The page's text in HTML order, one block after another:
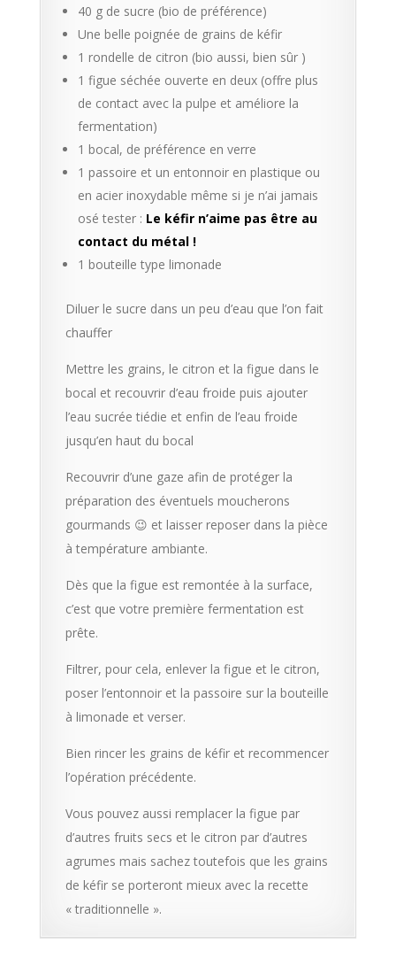
40 g de sucre (bio de préférence)
Une belle poignée de grains de kéfir
1 rondelle de citron (bio aussi, bien sûr )
1 figue séchée ouverte en deux (offre plus
de contact avec la pulpe et améliore la
fermentation)
1 bocal, de préférence en verre
1 passoire et un entonnoir en plastique ou
en acier inoxydable même si je n’ai jamais
osé tester : Le kéfir n’aime pas être au
contact du métal !
1 bouteille type limonade
Diluer le sucre dans un peu d’eau que l’on fait
chauffer
Mettre les grains, le citron et la figue dans le
bocal et recouvrir d’eau froide puis ajouter
l’eau sucrée tiédie et enfin de l’eau froide
jusqu’en haut du bocal
Recouvrir d’une gaze afin de protéger la
préparation des éventuels moucherons
gourmands 😉 et laisser reposer dans la pièce
à température ambiante.
Dès que la figue est remontée à la surface,
c’est que votre première fermentation est
prête.
Filtrer, pour cela, enlever la figue et le citron,
poser l’entonnoir et la passoire sur la bouteille
à limonade et verser.
Bien rincer les grains de kéfir et recommencer
l’opération précédente.
Vous pouvez aussi remplacer la figue par
d’autres fruits secs et le citron par d’autres
agrumes mais sachez toutefois que les grains
de kéfir se porteront mieux avec la recette
« traditionnelle ».